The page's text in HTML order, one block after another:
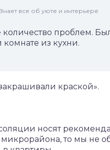
все об уюте и интерьере
проблем.
из кухни.
краской».
носят
микрорайона, то мы не